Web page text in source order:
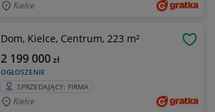
Kielce
Dom, Kielce, Centrum, 223 m²
OGŁOSZENIE
2 199 000zł
SPRZEDAJĄCY: FIRMA
Kielce